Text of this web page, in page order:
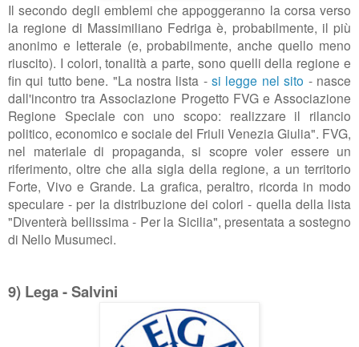
Il secondo degli emblemi che appoggeranno la corsa verso
la regione di Massimiliano Fedriga è, probabilmente, il più
anonimo e letterale (e, probabilmente, anche quello meno
riuscito). I colori, tonalità a parte, sono quelli della regione e
fin qui tutto bene. "La nostra lista -si legge nel sito - nasce
dall'incontro tra Associazione Progetto FVG e Associazione
Regione Speciale con uno scopo: realizzare il rilancio
politico, economico e sociale del Friuli Venezia Giulia". FVG,
nel materiale di propaganda, si scopre voler essere un
riferimento, oltre che alla sigla della regione, a un territorio
Forte, Vivo e Grande. La grafica, peraltro, ricorda in modo
speculare - per la distribuzione dei colori - quella della lista
"Diventerà bellissima - Per la Sicilia", presentata a sostegno
di Nello Musumeci.
9) Lega - Salvini